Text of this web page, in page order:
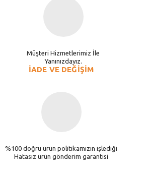
Müşteri Hizmetlerimiz İle
Yanınızdayız.
İADE VE DEĞİŞİM
%100 doğru ürün politikamızın işlediği
Hatasız ürün gönderim garantisi